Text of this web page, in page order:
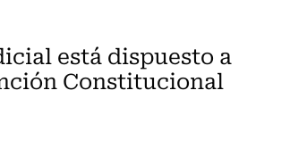
está dispuesto a
Constitucional